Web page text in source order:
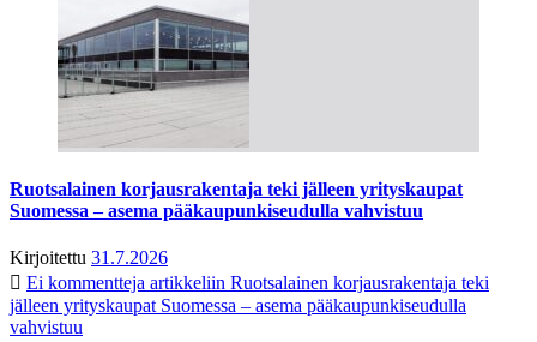
Ruotsalainen korjausrakentaja teki jälleen yrityskaupat
Suomessa – asema pääkaupunkiseudulla vahvistuu
Kirjoitettu 31.7.2026
Ei kommentteja artikkeliin Ruotsalainen korjausrakentaja teki
jälleen yrityskaupat Suomessa – asema pääkaupunkiseudulla
vahvistuu